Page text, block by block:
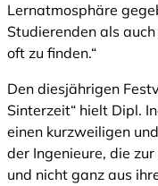
Lernatmosphäre
Studierenden als
oft zu finden.“
Den diesjährigen
Sinterzeit“ hielt Dipl.
einen kurzweiligen
der Ingenieure, die
und nicht ganz aus